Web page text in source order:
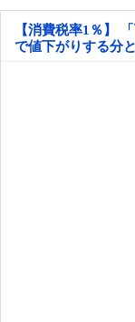
【消費税率1％】
で値下がりする分
えない店も